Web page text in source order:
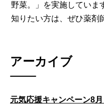
野菜。」を実施していま
知りたい方は、ぜひ薬剤
アーカイブ
元気応援キャンペーン8